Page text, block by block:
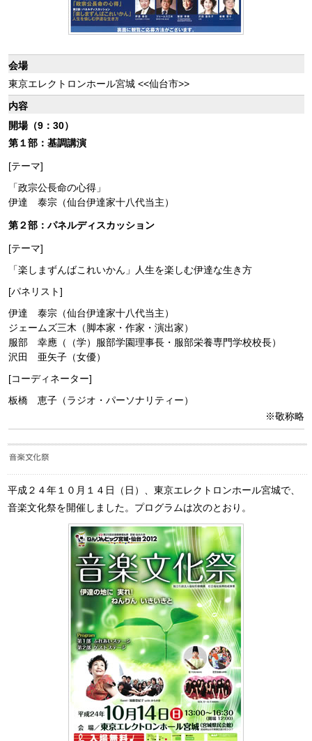
会場
東京エレクトロンホール宮城 <<仙台市>>
内容
開場（9：30）
第１部：基調講演
[テーマ]
「政宗公長命の心得」
伊達 泰宗（仙台伊達家十八代当主）
第２部：パネルディスカッション
[テーマ]
「楽しまずんばこれいかん」人生を楽しむ伊達な生き方
[パネリスト]
伊達 泰宗（仙台伊達家十八代当主）
ジェームズ三木（脚本家・作家・演出家）
服部 幸應（（学）服部学園理事長・服部栄養専門学校校長）
沢田 亜矢子（女優）
[コーディネーター]
板橋 恵子（ラジオ・パーソナリティー）
※敬称略
平成２４年１０月１４日（日）、東京エレクトロンホール宮城で、
音楽文化祭を開催しました。プログラムは次のとおり。